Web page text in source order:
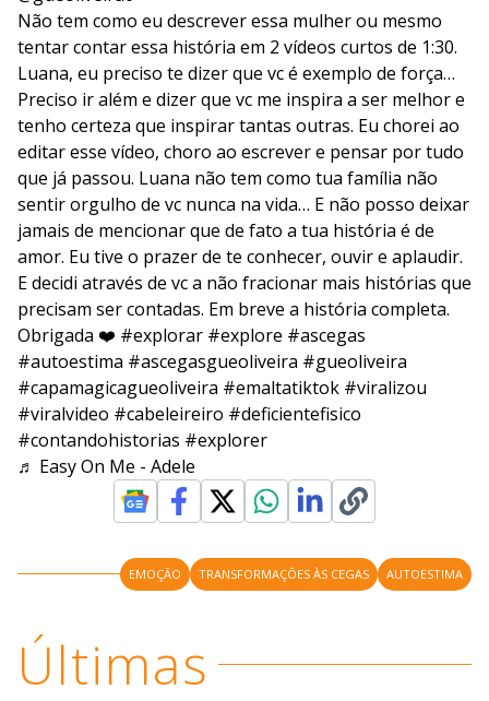
Não tem como eu descrever essa mulher ou mesmo
tentar contar essa história em 2 vídeos curtos de 1:30.
Luana, eu preciso te dizer que vc é exemplo de força…
Preciso ir além e dizer que vc me inspira a ser melhor e
tenho certeza que inspirar tantas outras. Eu chorei ao
editar esse vídeo, choro ao escrever e pensar por tudo
que já passou. Luana não tem como tua família não
sentir orgulho de vc nunca na vida… E não posso deixar
jamais de mencionar que de fato a tua história é de
amor. Eu tive o prazer de te conhecer, ouvir e aplaudir.
E decidi através de vc a não fracionar mais histórias que
precisam ser contadas. Em breve a história completa.
Obrigada ❤️ #explorar #explore #ascegas
#autoestima #ascegasgueoliveira #gueoliveira
#capamagicagueoliveira #emaltatiktok #viralizou
#viralvideo #cabeleireiro #deficientefisico
#contandohistorias #explorer
♬ Easy On Me - Adele
EMOÇÃO TRANSFORMAÇÕES ÀS CEGAS AUTOESTIMA
Últimas